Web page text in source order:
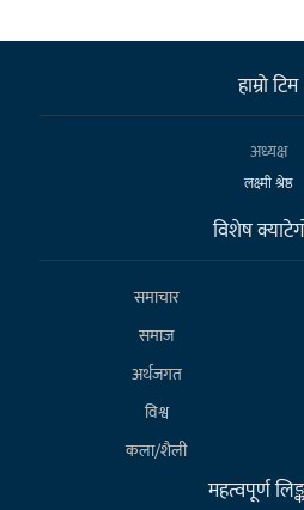
हाम्राे टिम
अध्यक्ष
लक्ष्मी श्रेष्ठ
विशेष
समाचार
समाज
अर्थजगत
विश्व
कला/शैली
महत्वपूर्ण